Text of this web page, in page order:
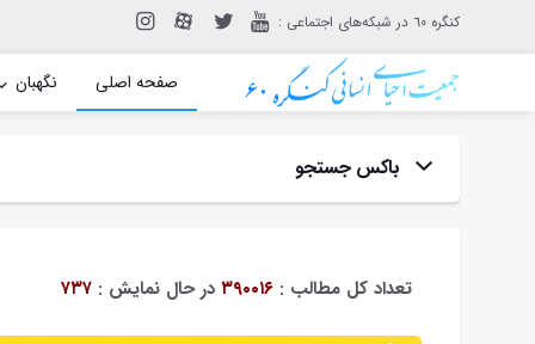
: کنگره ٦٠ در شبکه‌های اجتماعی
صفحه اصلی نگهبان
باکس جستجو
تعداد کل مطالب : ۳۹۰۰۱۶ در حال نمایش : ۷۳۷